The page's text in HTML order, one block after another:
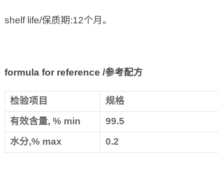
shelf life/保质期:12个月。
formula for reference /参考配方
检验项目
规格
有效含量, % min
99.5
水分,% max
0.2